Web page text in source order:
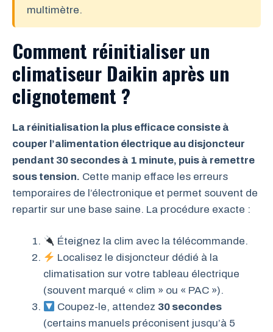
multimètre.
Comment réinitialiser un
climatiseur Daikin après un
clignotement ?
La réinitialisation la plus efficace consiste à
couper l’alimentation électrique au disjoncteur
pendant 30 secondes à 1 minute, puis à remettre
sous tension. Cette manip efface les erreurs
temporaires de l’électronique et permet souvent de
repartir sur une base saine. La procédure exacte :
Éteignez la clim avec la télécommande.
Localisez le disjoncteur dédié à la
climatisation sur votre tableau électrique
(souvent marqué « clim » ou « PAC »).
Coupez-le, attendez 30 secondes
(certains manuels préconisent jusqu’à 5